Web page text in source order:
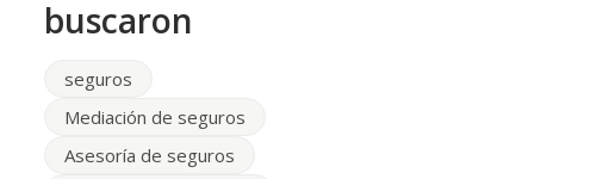
buscaron
seguros
Mediación de seguros
Asesoría de seguros